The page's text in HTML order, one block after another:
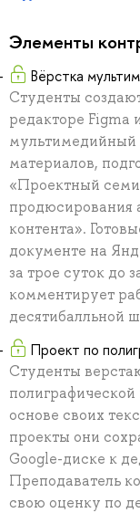
Элементы
Вёрстка
Студенты
редакторе Figma
мультимедийный
материалов,
«Проектный
продюсирования
контента».
документе на
за трое суток до
комментирует
десятибалльной
Проект по
Студенты
основе своих
проекты они
Google-диске к
Преподаватель
свою оценку по